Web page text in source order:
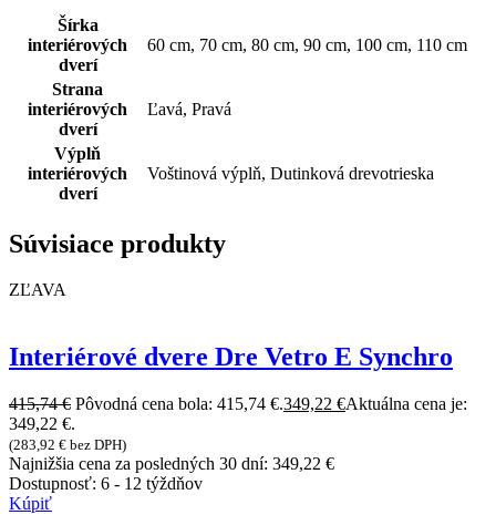
Šírka
interiérových
dverí
60 cm, 70 cm, 80 cm, 90 cm, 100 cm, 110 cm
Strana
interiérových
dverí
Ľavá, Pravá
Výplň
interiérových
dverí
Voštinová výplň, Dutinková drevotrieska
Súvisiace produkty
ZĽAVA
Interiérové dvere Dre Vetro E Synchro
415,74€ Pôvodná cena bola: 415,74 €.349,22 €Aktuálna cena je:
349,22 €.
(283,92 € bez DPH)
Najnižšia cena za posledných 30 dní: 349,22 €
Dostupnosť: 6 - 12 týždňov
Kúpiť